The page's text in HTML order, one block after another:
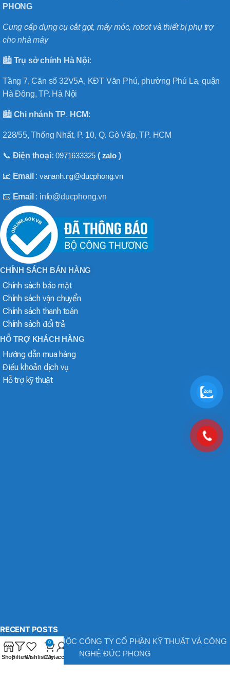
PHONG
Cung cấp dụng cụ cắt gọt, máy móc, robot và thiết bị phụ trợ
cho nhà máy
🏙️ Trụ sở chính Hà Nội:
Tầng 7, Căn số 32V5A, KĐT Văn Phú, phường Phú La, quận
Hà Đông, TP. Hà Nội
🏙️ Chi nhánh TP. HCM:
228/55, Thống Nhất, P. 10, Q. Gò Vấp, TP. HCM
📞 Điện thoại:0971633325 ( zalo)
📧 Email :vananh.ng@ducphong.vn
📧 Email : info@ducphong.vn
CHÍNH SÁCH BÁN HÀNG
Chính sách bảo mật
Chính sách vận chuyển
Chính sách thanh toán
Chính sách đổi trả
HỖ TRỢ KHÁCH HÀNG
Hướng dẫn mua hàng
Điều khoản dịch vụ
Hỗ trợ kỹ thuật
RECENT POSTS
BẢN QUYỀN THUỘC CÔNG TY CỔ PHẦN KỸ THUẬT VÀ CÔNG
NGHỆ ĐỨC PHONG
ShopFiltersWishlist
0
Cart
My account